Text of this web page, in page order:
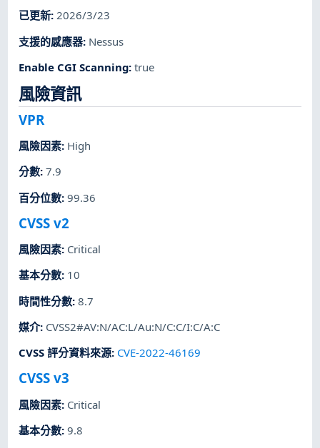
已更新:2026/3/23
支援的感應器: Nessus
Enable CGI Scanning:true
風險資訊
VPR
風險因素: High
分數:7.9
百分位數:99.36
CVSS v2
風險因素: Critical
基本分數: 10
時間性分數:8.7
媒介: CVSS2#AV:N/AC:L/Au:N/C:C/I:C/A:C
CVSS 評分資料來源: CVE-2022-46169
CVSS v3
風險因素: Critical
基本分數:9.8